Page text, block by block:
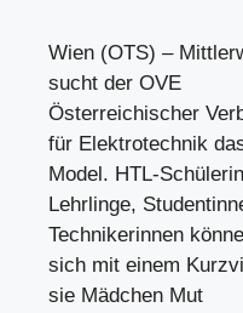
Wien (OTS) –
sucht der OVE
Österreichischer
für Elektrotechnik
Model. HTL-
Lehrlinge,
Technikerinnen
sich mit einem
sie Mädchen Mut